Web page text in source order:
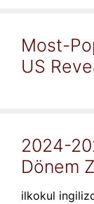
Most-
US
2024-
Dönem
ilkokul